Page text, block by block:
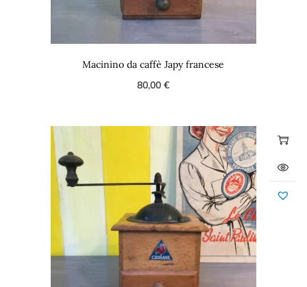
Macinino da caffè Japy francese
80,00€